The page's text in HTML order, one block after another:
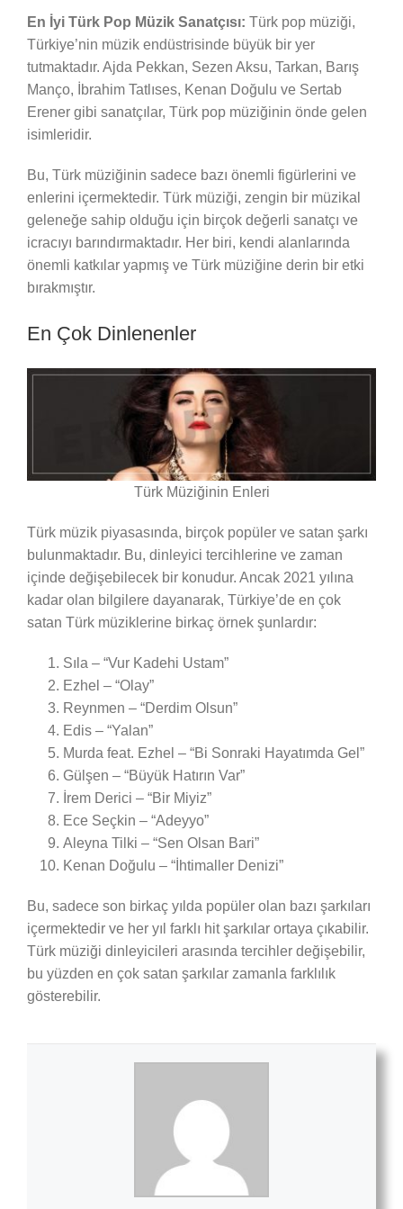
En İyi Türk Pop Müzik Sanatçısı: Türk pop müziği,
Türkiye’nin müzik endüstrisinde büyük bir yer
tutmaktadır. Ajda Pekkan, Sezen Aksu, Tarkan, Barış
Manço, İbrahim Tatlıses, Kenan Doğulu ve Sertab
Erener gibi sanatçılar, Türk pop müziğinin önde gelen
isimleridir.
Bu, Türk müziğinin sadece bazı önemli figürlerini ve
enlerini içermektedir. Türk müziği, zengin bir müzikal
geleneğe sahip olduğu için birçok değerli sanatçı ve
icracıyı barındırmaktadır. Her biri, kendi alanlarında
önemli katkılar yapmış ve Türk müziğine derin bir etki
bırakmıştır.
En Çok Dinlenenler
Türk Müziğinin Enleri
Türk müzik piyasasında, birçok popüler ve satan şarkı
bulunmaktadır. Bu, dinleyici tercihlerine ve zaman
içinde değişebilecek bir konudur. Ancak 2021 yılına
kadar olan bilgilere dayanarak, Türkiye’de en çok
satan Türk müziklerine birkaç örnek şunlardır:
Sıla – “Vur Kadehi Ustam”
Ezhel – “Olay”
Reynmen – “Derdim Olsun”
Edis – “Yalan”
Murda feat. Ezhel – “Bi Sonraki Hayatımda Gel”
Gülşen – “Büyük Hatırın Var”
İrem Derici – “Bir Miyiz”
Ece Seçkin – “Adeyyo”
Aleyna Tilki – “Sen Olsan Bari”
Kenan Doğulu – “İhtimaller Denizi”
Bu, sadece son birkaç yılda popüler olan bazı şarkıları
içermektedir ve her yıl farklı hit şarkılar ortaya çıkabilir.
Türk müziği dinleyicileri arasında tercihler değişebilir,
bu yüzden en çok satan şarkılar zamanla farklılık
gösterebilir.